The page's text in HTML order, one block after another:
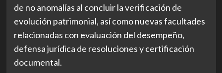
de no anomalías al concluir la verificación de
evolución patrimonial, así como nuevas facultades
relacionadas con evaluación del desempeño,
defensa jurídica de resoluciones y certificación
documental.